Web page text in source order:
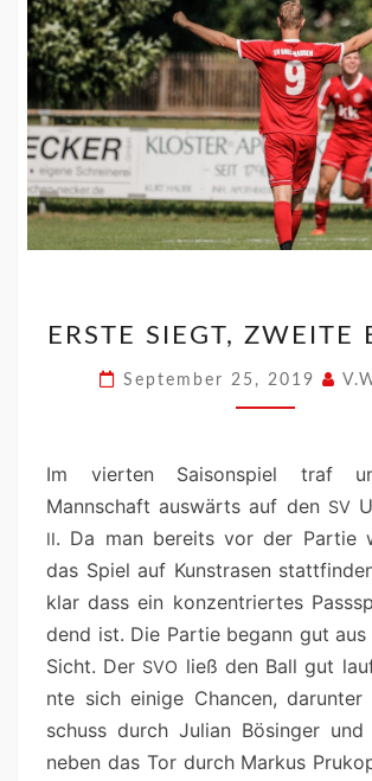
ERSTE SIEGT, ZWEITE
September 25, 2019
Im vierten Saison­spiel traf
Mannschaft auswärts auf den SV
II. Da man bere­its vor der Par­tie
das Spiel auf Kun­strasen
klar dass ein konzen­tri­ertes
dend ist. Die Par­tie begann gut aus
Sicht. Der SVO ließ den Ball gut
nte sich einige Chan­cen,
schuss durch Julian Bösinger
neben das Tor durch Markus